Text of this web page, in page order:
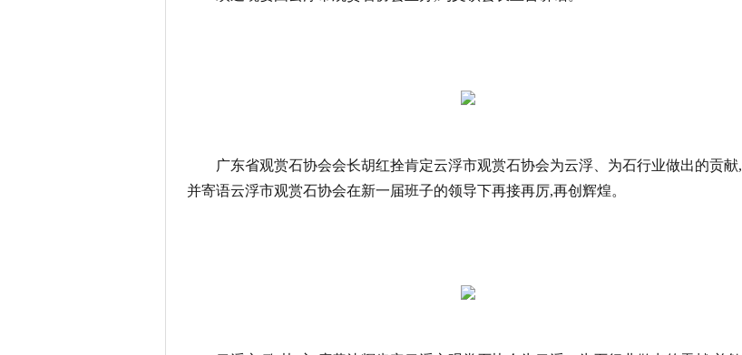
广东省观赏石协会会长胡红拴肯定云浮市观赏石协会为云浮、为石行业做出的贡献,
并寄语云浮市观赏石协会在新一届班子的领导下再接再厉,再创辉煌。